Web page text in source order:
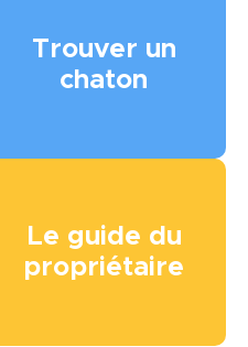
Trouver un
chaton
Le guide du
propriétaire